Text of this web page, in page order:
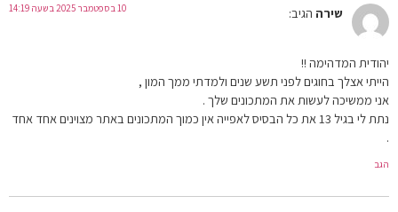
שירה הגיב: 10 בספטמבר 2025 בשעה 14:19
יהודית המדהימה !!
הייתי אצלך בחוגים לפני תשע שנים ולמדתי ממך המון ,
אני ממשיכה לעשות את המתכונים שלך .
נתת לי בגיל 13 את כל הבסיס לאפייה אין כמוך המתכונים באתר מצוינים אחד אחד
.
הגב